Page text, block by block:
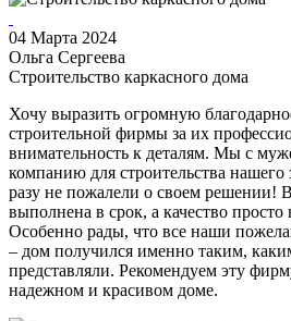
04 Марта 2024
Ольга Сергеева
Строительство каркасного дома
Хочу выразить огромную
строительной фирмы за их
внимательность к деталям. Мы с
компанию для строительства нашего
разу не пожалели о своем решении!
выполнена в срок, а качество
Особенно рады, что все наши
– дом получился именно таким,
представляли. Рекомендуем эту
надежном и красивом доме.